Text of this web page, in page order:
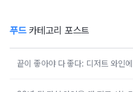
푸드카테고리 포스트
끝이 좋아야 다 좋다: 디저트 와인